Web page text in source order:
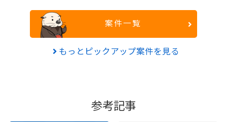
案件一覧
もっとピックアップ案件を見る
参考記事